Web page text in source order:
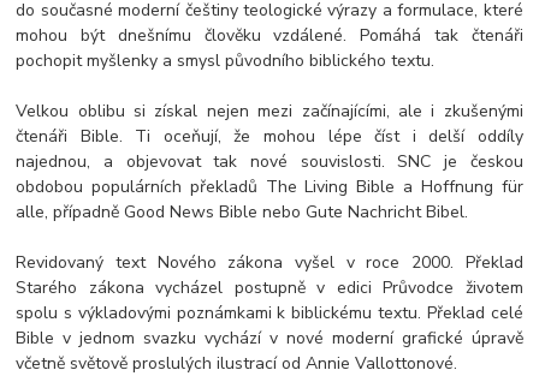
do současné moderní češtiny teologické výrazy a formulace, které
mohou být dnešnímu člověku vzdálené. Pomáhá tak čtenáři
pochopit myšlenky a smysl původního biblického textu.
Velkou oblibu si získal nejen mezi začínajícími, ale i zkušenými
čtenáři Bible. Ti oceňují, že mohou lépe číst i delší oddíly
najednou, a objevovat tak nové souvislosti. SNC je českou
obdobou populárních překladů The Living Bible a Hoffnung für
alle, případně Good News Bible nebo Gute Nachricht Bibel.
Revidovaný text Nového zákona vyšel v roce 2000. Překlad
Starého zákona vycházel postupně v edici Průvodce životem
spolu s výkladovými poznámkami k biblickému textu. Překlad celé
Bible v jednom svazku vychází v nové moderní grafické úpravě
včetně světově proslulých ilustrací od Annie Vallottonové.